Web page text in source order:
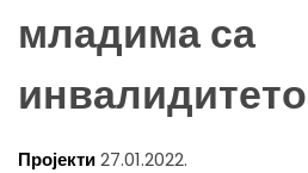
младима са
Пројекти27.01.2022.